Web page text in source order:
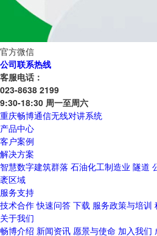
官方微信
公司联系热线
客服电话：
023-8638 2199
9:30-18:30 周一至周六
重庆畅博通信无线对讲系统
产品中心
客户案例
解决方案
智慧数字建筑群落 石油化工制造业 隧道
袤区域
服务支持
技术合作 快速问答 下载 服务政策与培训
关于我们
畅博介绍 新闻资讯 愿景与使命 加入我们